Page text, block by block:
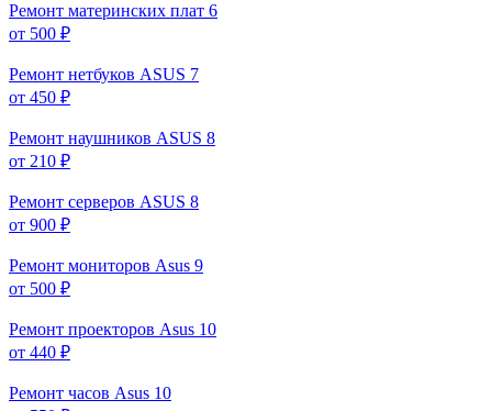
Ремонт материнских плат 6
от 500 ₽
Ремонт нетбуков ASUS 7
от 450 ₽
Ремонт наушников ASUS 8
от 210 ₽
Ремонт серверов ASUS 8
от 900 ₽
Ремонт мониторов Asus 9
от 500 ₽
Ремонт проекторов Asus 10
от 440 ₽
Ремонт часов Asus 10